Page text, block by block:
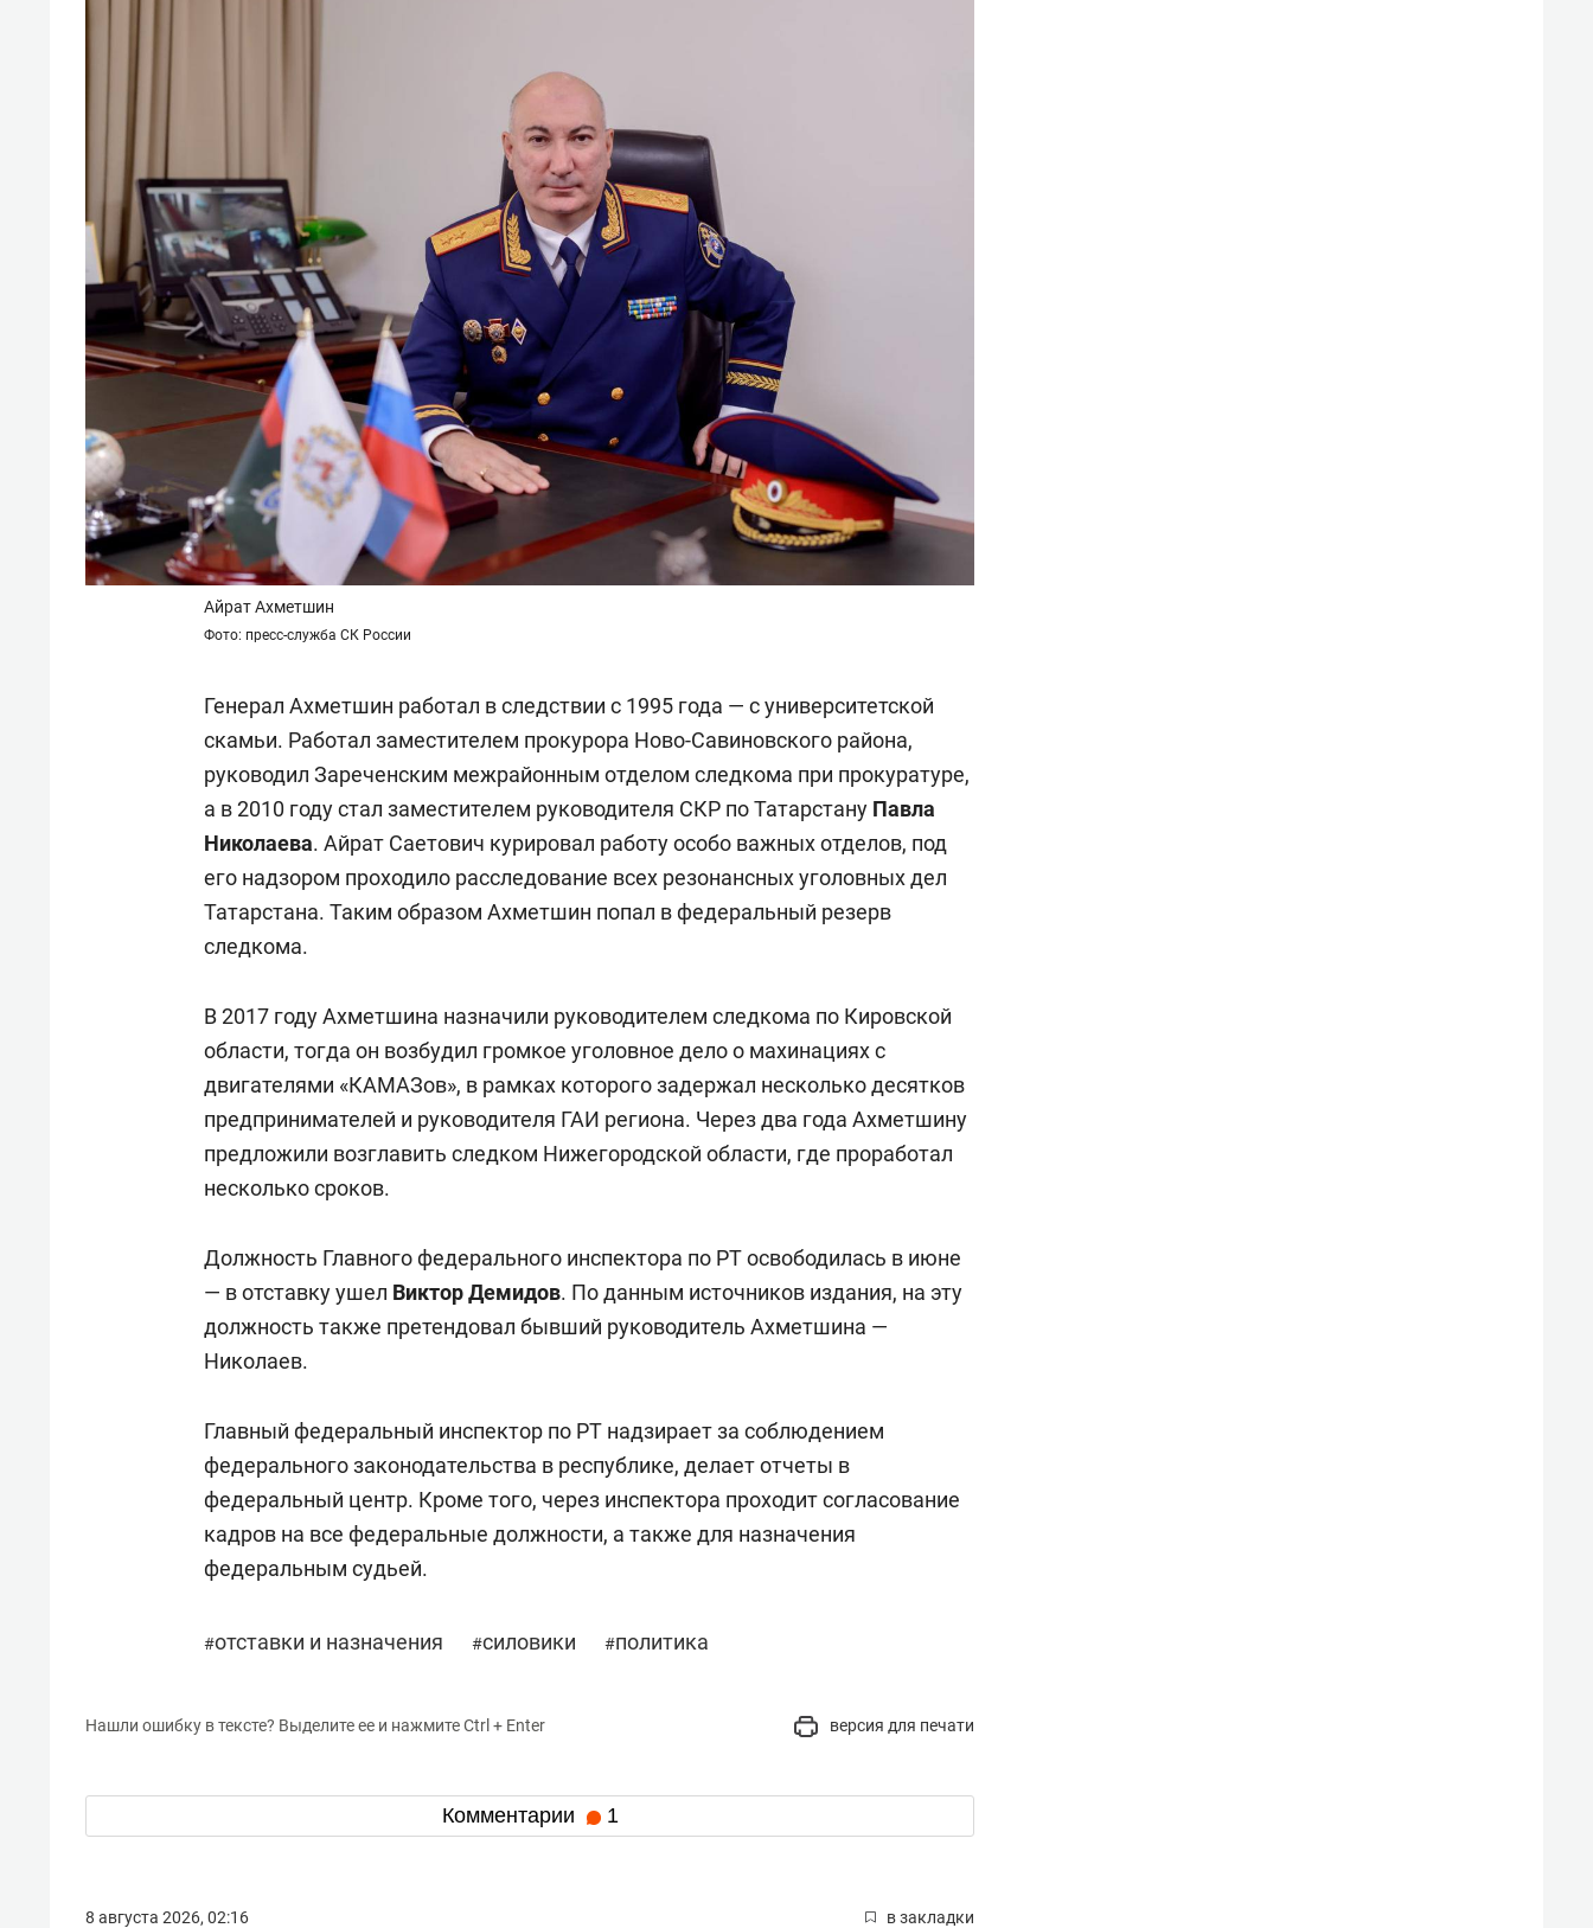
Айрат Ахметшин
Фото: пресс-служба СК России
Генерал Ахметшин работал в следствии с 1995 года — с университетской
скамьи. Работал заместителем прокурора Ново-Савиновского района,
руководил Зареченским межрайонным отделом следкома при прокуратуре,
а в 2010 году стал заместителем руководителя СКР по Татарстану Павла
Николаева. Айрат Саетович курировал работу особо важных отделов, под
его надзором проходило расследование всех резонансных уголовных дел
Татарстана. Таким образом Ахметшин попал в федеральный резерв
следкома.
В 2017 году Ахметшина назначили руководителем следкома по Кировской
области, тогда он возбудил громкое уголовное дело о махинациях с
двигателями «КАМАЗов», в рамках которого задержал несколько десятков
предпринимателей и руководителя ГАИ региона. Через два года Ахметшину
предложили возглавить следком Нижегородской области, где проработал
несколько сроков.
Должность Главного федерального инспектора по РТ освободилась в июне
— в отставку ушел Виктор Демидов. По данным источников издания, на эту
должность также претендовал бывший руководитель Ахметшина —
Николаев.
Главный федеральный инспектор по РТ надзирает за соблюдением
федерального законодательства в республике, делает отчеты в
федеральный центр. Кроме того, через инспектора проходит согласование
кадров на все федеральные должности, а также для назначения
федеральным судьей.
#отставки и назначения #силовики #политика
Нашли ошибку в тексте? Выделите ее и нажмите Ctrl + Enter версия для печати
Комментарии 1
8 августа 2026, 02:16 в закладки